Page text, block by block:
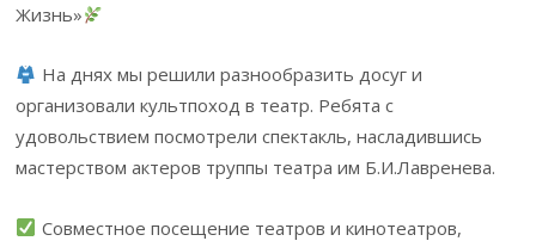
Жизнь»
На днях мы решили разнообразить досуг и
организовали культпоход в театр. Ребята с
удовольствием посмотрели спектакль, насладившись
мастерством актеров труппы театра им Б.И.Лавренева.
Совместное посещение театров и кинотеатров,